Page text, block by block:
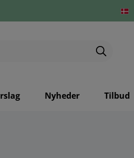
Nyheder Tilbud